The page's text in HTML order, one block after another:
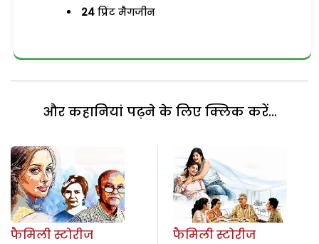
24 प्रिंट मैगजीन
और कहानियां पढ़ने के लिए क्लिक करें...
फैमिली स्टोरीज
फैमिली स्टोरीज